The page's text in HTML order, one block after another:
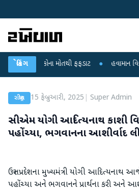
બ્રેકિંગમોતથી ફફડાટ ● હવામાન વિભાગે 18
રાષ્ટ્રીય 15 ફેબ્રુઆરી, 2025 Super Admin
સીએમ યોગી આદિત્યનાથ કાશી
પહોંચ્યા, ભગવાનના આશીર્વાદ
ઉત્તર પ્રદેશના મુખ્યમંત્રી યોગી આદિત્યનાથ
પહોંચ્યા અને ભગવાનને પ્રાર્થના કરી અને